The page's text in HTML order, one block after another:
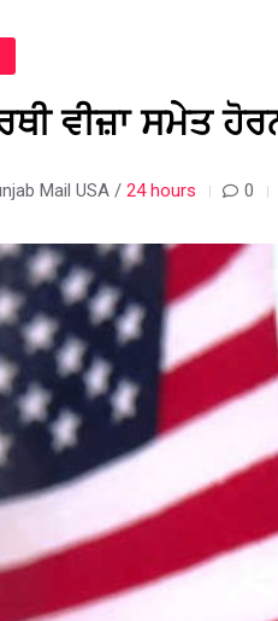
ਵੀਜ਼ਾ ਸਮੇਤ
Mail USA / 24 hours 0